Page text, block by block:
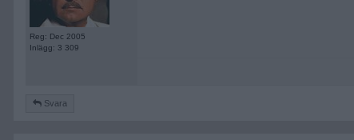
Reg: Dec 2005
Inlägg: 3 309
Svara